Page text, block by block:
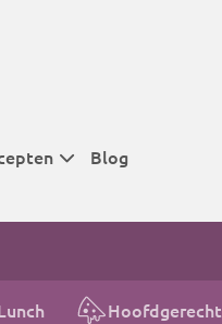
tijden
Blog
Hoofdgerecht